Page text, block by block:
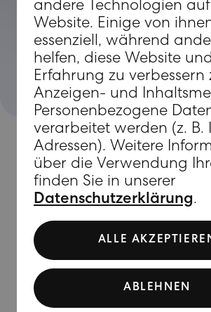
andere Technologien
Website. Einige von
essenziell, während
helfen, diese Website
Erfahrung zu verbessern
Anzeigen- und
Personenbezogene
verarbeitet werden (z. B.
Adressen). Weitere
über die Verwendung
finden Sie in unserer
Datenschutzerklärung.
ALLE
ABLEHNEN
SERVICES